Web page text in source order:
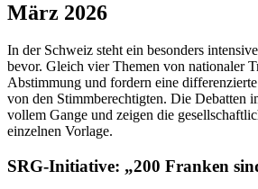
März 2026
In der Schweiz steht ein besonders
bevor. Gleich vier Themen von nationaler
Abstimmung und fordern eine
von den Stimmberechtigten. Die Debatten
vollem Gange und zeigen die
einzelnen Vorlage.
SRG-Initiative: „200 Franken